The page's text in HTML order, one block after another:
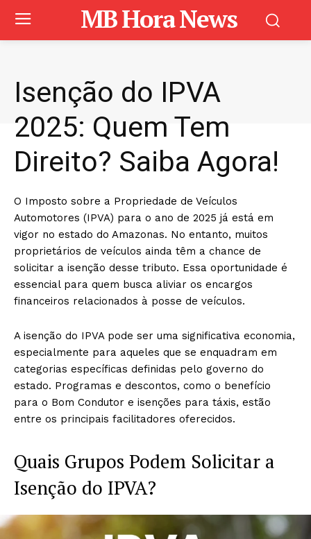
MB Hora News
Isenção do IPVA
2025: Quem Tem
Direito? Saiba Agora!
O Imposto sobre a Propriedade de Veículos
Automotores (IPVA) para o ano de 2025 já está em
vigor no estado do Amazonas. No entanto, muitos
proprietários de veículos ainda têm a chance de
solicitar a isenção desse tributo. Essa oportunidade é
essencial para quem busca aliviar os encargos
financeiros relacionados à posse de veículos.
A isenção do IPVA pode ser uma significativa economia,
especialmente para aqueles que se enquadram em
categorias específicas definidas pelo governo do
estado. Programas e descontos, como o benefício
para o Bom Condutor e isenções para táxis, estão
entre os principais facilitadores oferecidos.
Quais Grupos Podem Solicitar a
Isenção do IPVA?